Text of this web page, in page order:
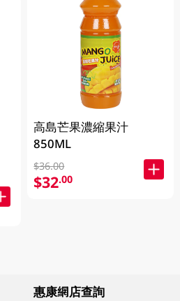
高島芒果濃縮果汁
850ML
$36.00
$32.00
惠康網店查詢